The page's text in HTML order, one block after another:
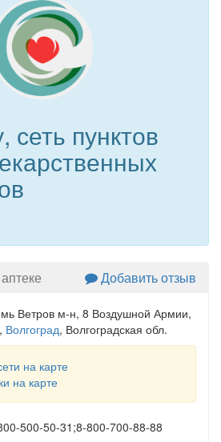
сеть пунктов
Добавить отзыв
Ветров м-н, 8 Воздушной Армии,
, Волгоград, Волгоградская обл.
на карте
на карте
500-50-31;8-800-700-88-88